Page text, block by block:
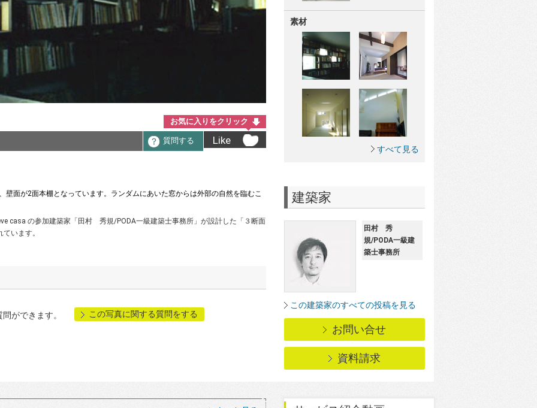
お気に入りをクリック
質問する Like
壁面が2面本棚となっています。ランダムにあいた窓からは外部の自然を臨むこ
casa の参加建築家「田村 秀規/PODA一級建築士事務所」が設計した「３断面
います。
ができます。 この写真に関する質問をする
素材
すべて見る
建築家
田村 秀
規/PODA一級建
築士事務所
この建築家のすべての投稿を見る
お問い合せ
資料請求